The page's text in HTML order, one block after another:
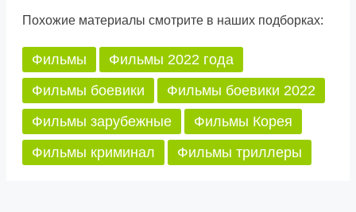
Похожие материалы смотрите в наших подборках:
Фильмы
Фильмы 2022 года
Фильмы боевики
Фильмы боевики 2022
Фильмы зарубежные
Фильмы Корея
Фильмы криминал
Фильмы триллеры